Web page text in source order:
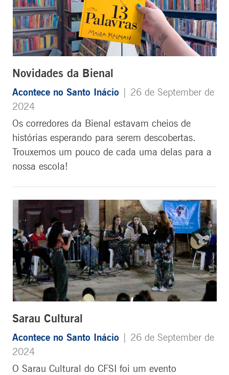
Novidades da Bienal
Acontece no Santo Inácio
| 26 de September de
2024
Os corredores da Bienal estavam cheios de
histórias esperando para serem descobertas.
Trouxemos um pouco de cada uma delas para a
nossa escola!
Sarau Cultural
Acontece no Santo Inácio
| 26 de September de
2024
O Sarau Cultural do CFSI foi um evento